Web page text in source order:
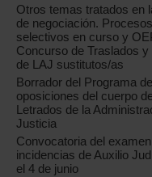
Otros temas tratados en
de negociación. Procesos
selectivos en curso y
Concurso de Traslados y
de LAJ sustitutos/as
Borrador del Programa de
oposiciones del cuerpo
Letrados de la
Justicia
Convocatoria del
incidencias de Auxilio
el 4 de junio